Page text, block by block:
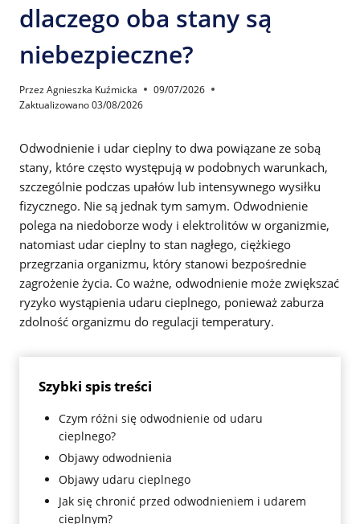
dlaczego oba stany są
niebezpieczne?
PrzezAgnieszka Kuźmicka
09/07/2026
Zaktualizowano03/08/2026
Odwodnienie i udar cieplny to dwa powiązane ze sobą
stany, które często występują w podobnych warunkach,
szczególnie podczas upałów lub intensywnego wysiłku
fizycznego. Nie są jednak tym samym. Odwodnienie
polega na niedoborze wody i elektrolitów w organizmie,
natomiast udar cieplny to stan nagłego, ciężkiego
przegrzania organizmu, który stanowi bezpośrednie
zagrożenie życia. Co ważne, odwodnienie może zwiększać
ryzyko wystąpienia udaru cieplnego, ponieważ zaburza
zdolność organizmu do regulacji temperatury.
Szybki spis treści
Czym różni się odwodnienie od udaru
cieplnego?
Objawy odwodnienia
Objawy udaru cieplnego
Jak się chronić przed odwodnieniem i udarem
cieplnym?